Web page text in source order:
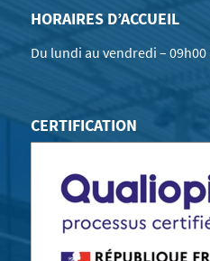
HORAIRES D’ACCUEIL
Du lundi au vendredi – 09h00
CERTIFICATION